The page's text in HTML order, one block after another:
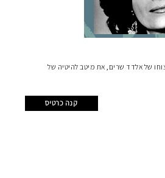
של אלדד שרים, את מיטב להיטיה של
קנה כרטיס